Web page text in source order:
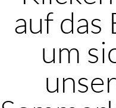
auf das
um